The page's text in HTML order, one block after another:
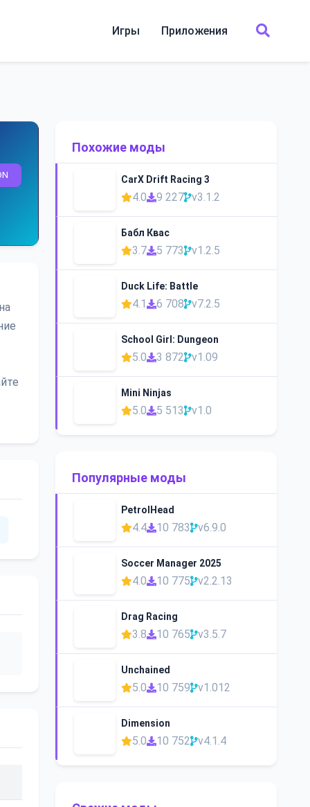
Игры Приложения
Похожие моды
CarX Drift Racing 3
4.0 9 227 v3.1.2
Бабл Квас
3.7 5 773 v1.2.5
Duck Life: Battle
4.1 6 708 v7.2.5
School Girl: Dungeon
5.0 3 872 v1.09
Mini Ninjas
5.0 5 513 v1.0
Популярные моды
PetrolHead
4.4 10 783 v6.9.0
Soccer Manager 2025
4.0 10 775 v2.2.13
Drag Racing
3.8 10 765 v3.5.7
Unchained
5.0 10 759 v1.012
Dimension
5.0 10 752 v4.1.4